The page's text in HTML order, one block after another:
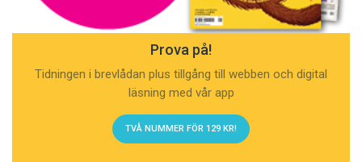
Prova på!
Tidningen i brevlådan plus tillgång till webben och digital
läsning med vår app
TVÅ NUMMER FÖR 129 KR!